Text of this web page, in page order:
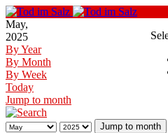
May,
2025
By Year
By Month
By Week
Today
Jump to month
Jump to month